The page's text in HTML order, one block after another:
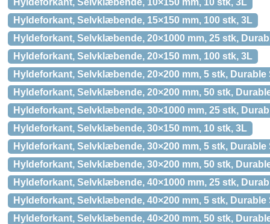
Hyldeforkant, Selvklæbende, 10×150 mm, 10 stk, 3L
Hyldeforkant, Selvklæbende, 15×150 mm, 100 stk, 3L
Hyldeforkant, Selvklæbende, 20×1000 mm, 25 stk,
Hyldeforkant, Selvklæbende, 20×150 mm, 100 stk, 3L
Hyldeforkant, Selvklæbende, 20×200 mm, 5 stk, Durable
Hyldeforkant, Selvklæbende, 20×200 mm, 50 stk,
Hyldeforkant, Selvklæbende, 30×1000 mm, 25 stk,
Hyldeforkant, Selvklæbende, 30×150 mm, 10 stk, 3L
Hyldeforkant, Selvklæbende, 30×200 mm, 5 stk, Durable
Hyldeforkant, Selvklæbende, 30×200 mm, 50 stk,
Hyldeforkant, Selvklæbende, 40×1000 mm, 25 stk,
Hyldeforkant, Selvklæbende, 40×200 mm, 5 stk, Durable
Hyldeforkant, Selvklæbende, 40×200 mm, 50 stk,